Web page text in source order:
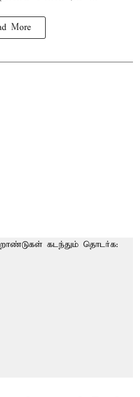
More